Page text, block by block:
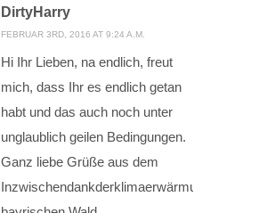
DirtyHarry
FEBRUAR 3RD, 2016 AT 9:24 A.M.
Hi Ihr Lieben, na endlich, freut
mich, dass Ihr es endlich getan
habt und das auch noch unter
unglaublich geilen Bedingungen.
Ganz liebe Grüße aus dem